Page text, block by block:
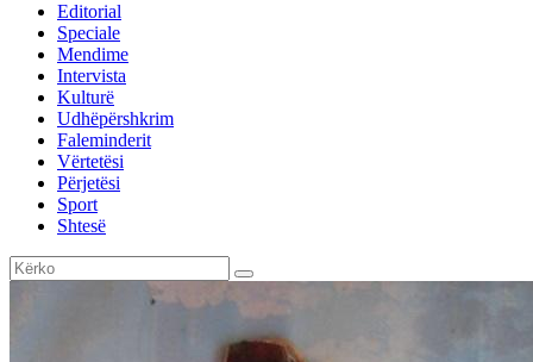
Editorial
Speciale
Mendime
Intervista
Kulturë
Udhëpërshkrim
Faleminderit
Vërtetësi
Përjetësi
Sport
Shtesë